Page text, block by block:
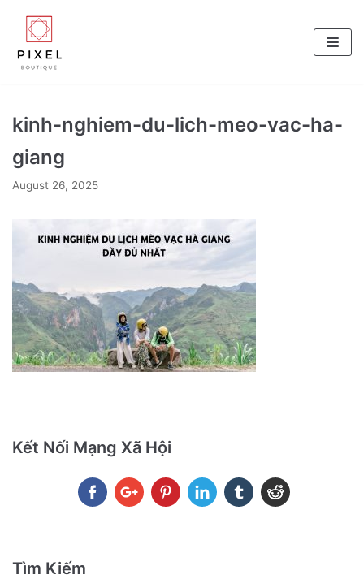
Skip
to
content
kinh-nghiem-du-lich-meo-vac-ha-
giang
August 26, 2025
Kết Nối Mạng Xã Hội
Tìm Kiếm